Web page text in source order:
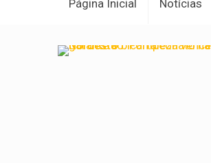
Página Inicial Notícias